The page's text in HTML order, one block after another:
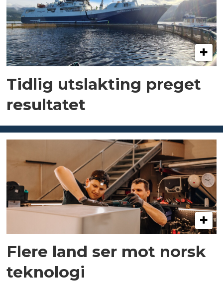
Tidlig utslakting preget
resultatet
Flere land ser mot norsk
teknologi